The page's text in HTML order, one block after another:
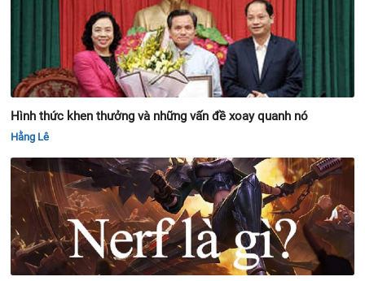
Hình thức khen thưởng và những vấn đề xoay quanh nó
Hằng Lê